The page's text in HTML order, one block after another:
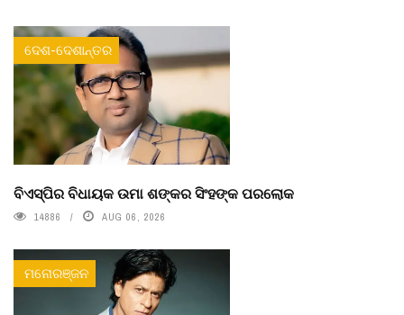
ଦେଶ-ଦେଶାନ୍ତର
ବିଏସ୍‌ପିର ବିଧାୟକ ଉମା ଶଙ୍କର ସିଂହଙ୍କ ପରଲୋକ
14886 AUG 06, 2026
ମନୋରଞ୍ଜନ